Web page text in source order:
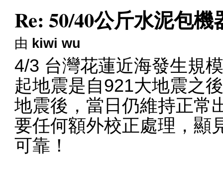
Re: 50/40公斤水泥包
由 kiwi wu
4/3 台灣花蓮近海發生規
起地震是自921大地震之
地震後，當日仍維持正常
要任何額外校正處理，顯
可靠！